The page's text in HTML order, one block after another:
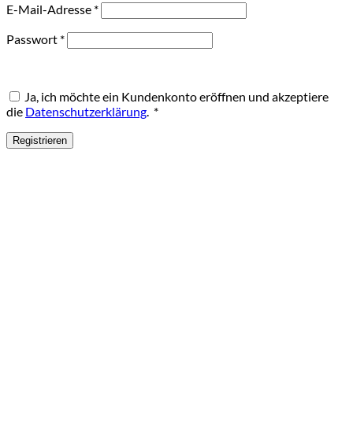
E-Mail-Adresse *Erforderlich
Passwort *Erforderlich
Ja, ich möchte ein Kundenkonto eröffnen und akzeptiere
die Datenschutzerklärung. *Erforderlich
Registrieren